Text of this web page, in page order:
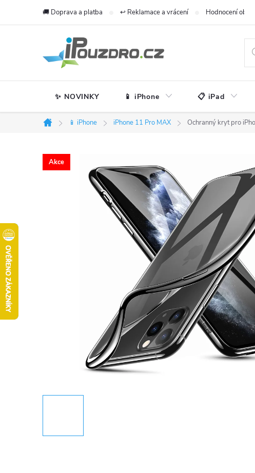
🚚 Doprava a platba ↩️ Reklamace a vrácení Hodnocení
✨ NOVINKY 📱 iPhone 📋 iPad
Domů
📱 iPhone iPhone 11 Pro MAX Ochranný kryt pro
Akce